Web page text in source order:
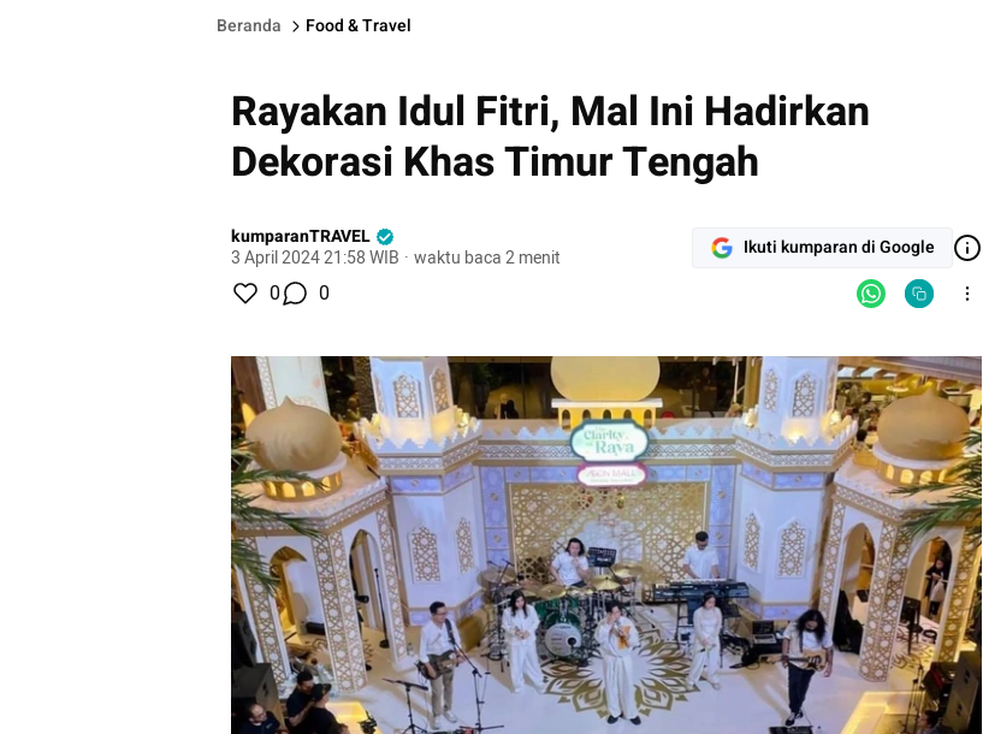
Beranda Food & Travel
Rayakan Idul Fitri, Mal Ini Hadirkan
Dekorasi Khas Timur Tengah
kumparanTRAVEL
3 April 2024 21:58 WIB · waktu baca 2 menit Ikuti kumparan di Google
0 0